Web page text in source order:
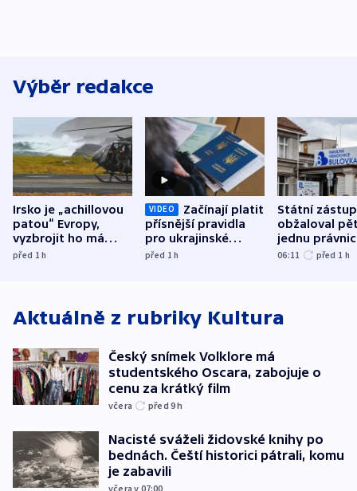
Výběr redakce
Irsko je „achillovou
patou“ Evropy,
vyzbrojit ho má
Francie
před 1h
VIDEO
Začínají platit
přísnější pravidla
pro ukrajinské
uprchlíky
před 1h
Státní
obžaloval
jednu
osobu v
06:11 před 1 h
Aktuálně z rubriky Kultura
Český snímek Volklore má
studentského Oscara, zabojuje o
cenu za krátký film
včera před 9h
Nacisté sváželi židovské knihy po
bednách. Čeští historici pátrali, komu
je zabavili
včera v 07:00